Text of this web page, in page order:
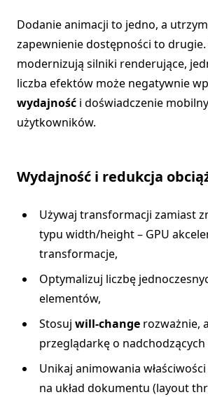
Dodanie animacji to jedno, a
zapewnienie dostępności to
modernizują silniki renderujące,
liczba efektów może negatywnie
wydajność i doświadczenie
użytkowników.
Wydajność i redukcja
Używaj transformacji zamiast
typu width/height – GPU
transformacje,
Optymalizuj liczbę
elementów,
Stosuj will-change rozważnie,
przeglądarkę o nadchodzących
Unikaj animowania właściwości
na układ dokumentu (layout